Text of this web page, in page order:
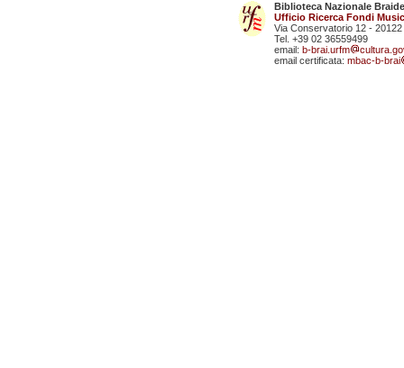
Biblioteca Nazionale
Ufficio Ricerca Fondi
Via Conservatorio 12 - 20122
Tel. +39 02 36559499
email: b-brai.urfm
email certificata: mbac-b-brai